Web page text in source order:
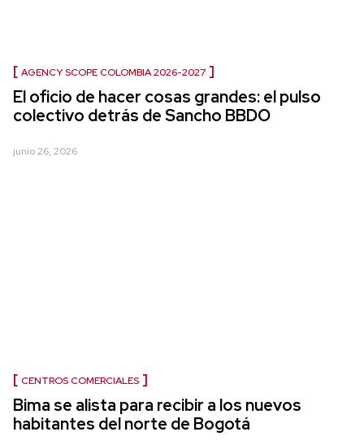
AGENCY SCOPE COLOMBIA 2026-2027
El oficio de hacer cosas grandes: el pulso
colectivo detrás de Sancho BBDO
junio 26, 2026
CENTROS COMERCIALES
Bima se alista para recibir a los nuevos
habitantes del norte de Bogotá